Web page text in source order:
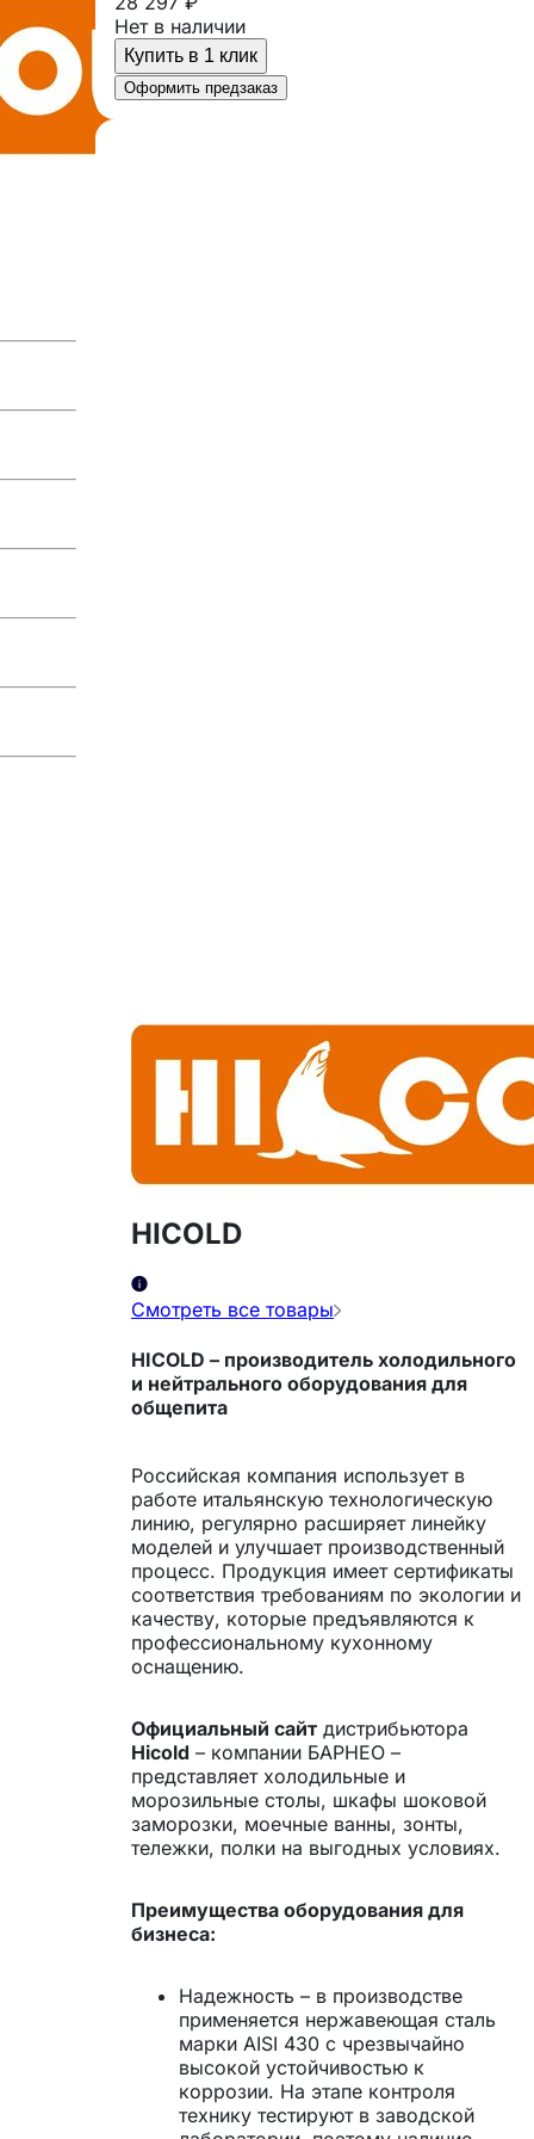
Нет в наличии
Купить в 1 клик
Оформить предзаказ
HICOLD
Смотреть все товары
HICOLD – производитель холодильного
и нейтрального оборудования для
общепита
Российская компания использует в
работе итальянскую технологическую
линию, регулярно расширяет линейку
моделей и улучшает производственный
процесс. Продукция имеет сертификаты
соответствия требованиям по экологии и
качеству, которые предъявляются к
профессиональному кухонному
оснащению.
Официальный сайт дистрибьютора
Hicold – компании БАРНЕО –
представляет холодильные и
морозильные столы, шкафы шоковой
заморозки, моечные ванны, зонты,
тележки, полки на выгодных условиях.
Преимущества оборудования для
бизнеса:
Надежность – в производстве
применяется нержавеющая сталь
марки AISI 430 с чрезвычайно
высокой устойчивостью к
коррозии. На этапе контроля
технику тестируют в заводской